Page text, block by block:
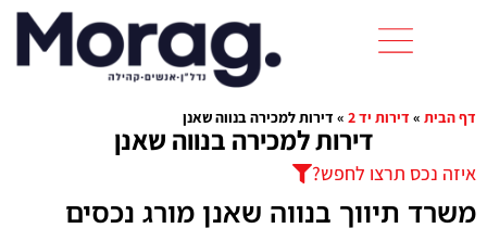
דף הבית » דירות יד 2 » דירות למכירה בנווה שאנן
איזה נכס תרצו לחפש?
דירות למכירה בנווה שאנן
משרד תיווך בנווה שאנן מורג נכסים